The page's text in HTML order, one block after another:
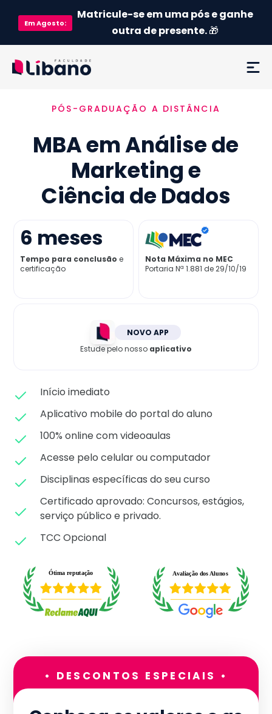
EmAgosto:
Matricule-se em uma pós e ganhe
outra de presente.🎁
Ementa
Como funciona
Credenciamento MEC
Já sou aluno
PÓS-GRADUAÇÃO A DISTÂNCIA
MBA em Análise de
Marketing e
Ciência de Dados
6 meses
Tempo para conclusão e
certificação
Nota Máxima no MEC
Portaria Nª 1.881 de 29/10/19
NOVO APP
Estude pelo nosso aplicativo
Início imediato
Aplicativo mobile do portal do aluno
100% online com videoaulas
Acesse pelo celular ou computador
Disciplinas específicas do seu curso
Certificado aprovado: Concursos, estágios,
serviço público e privado.
TCC Opcional
• DESCONTOS ESPECIAIS •